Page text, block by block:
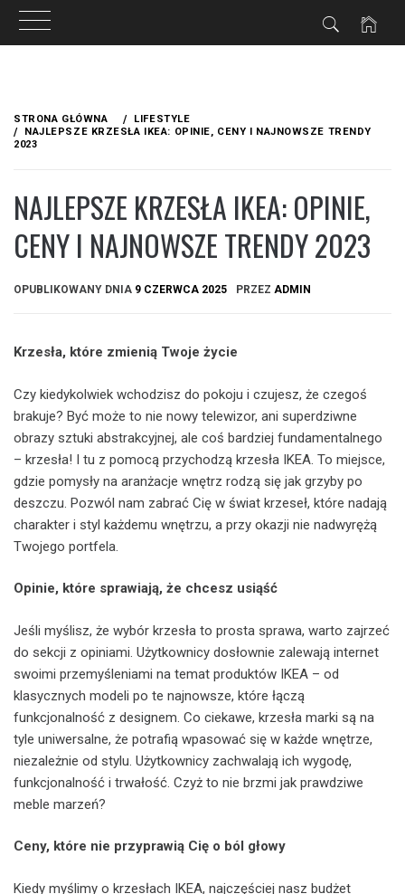
treści
STRONA GŁÓWNA
LIFESTYLE
NAJLEPSZE KRZESŁA IKEA: OPINIE, CENY I NAJNOWSZE TRENDY
2023
NAJLEPSZE KRZESŁA IKEA: OPINIE,
CENY I NAJNOWSZE TRENDY 2023
OPUBLIKOWANY DNIA 9 CZERWCA 2025 PRZEZ ADMIN
Krzesła, które zmienią Twoje życie
Czy kiedykolwiek wchodzisz do pokoju i czujesz, że czegoś
brakuje? Być może to nie nowy telewizor, ani superdziwne
obrazy sztuki abstrakcyjnej, ale coś bardziej fundamentalnego
– krzesła! I tu z pomocą przychodzą krzesła IKEA. To miejsce,
gdzie pomysły na aranżacje wnętrz rodzą się jak grzyby po
deszczu. Pozwól nam zabrać Cię w świat krzeseł, które nadają
charakter i styl każdemu wnętrzu, a przy okazji nie nadwyrężą
Twojego portfela.
Opinie, które sprawiają, że chcesz usiąść
Jeśli myślisz, że wybór krzesła to prosta sprawa, warto zajrzeć
do sekcji z opiniami. Użytkownicy dosłownie zalewają internet
swoimi przemyśleniami na temat produktów IKEA – od
klasycznych modeli po te najnowsze, które łączą
funkcjonalność z designem. Co ciekawe, krzesła marki są na
tyle uniwersalne, że potrafią wpasować się w każde wnętrze,
niezależnie od stylu. Użytkownicy zachwalają ich wygodę,
funkcjonalność i trwałość. Czyż to nie brzmi jak prawdziwe
meble marzeń?
Ceny, które nie przyprawią Cię o ból głowy
Kiedy myślimy o krzesłach IKEA, najczęściej nasz budżet